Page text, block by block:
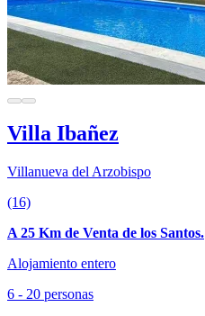
Villa Ibañez
Villanueva del Arzobispo
(16)
A 25 Km de Venta de los Santos.
Alojamiento entero
6 - 20 personas